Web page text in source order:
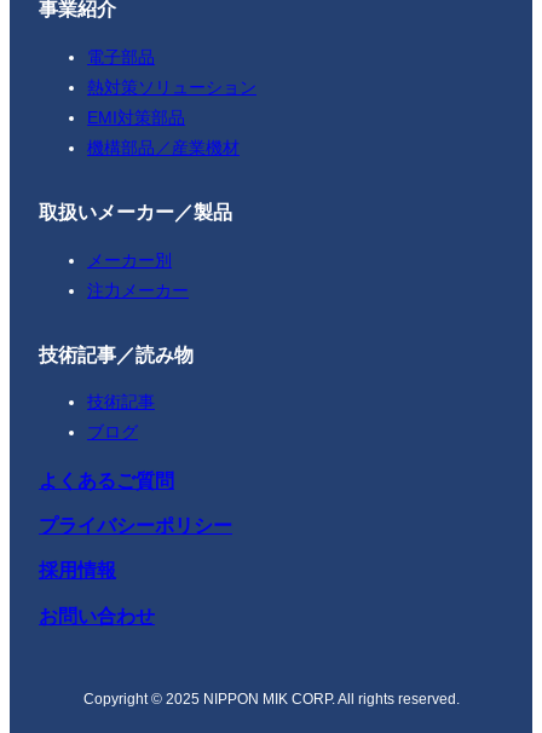
事業紹介
電子部品
熱対策ソリューション
EMI対策部品
機構部品／産業機材
取扱いメーカー／製品
メーカー別
注力メーカー
技術記事／読み物
技術記事
ブログ
よくあるご質問
プライバシーポリシー
採用情報
お問い合わせ
Copyright © 2025 NIPPON MIK CORP. All rights reserved.